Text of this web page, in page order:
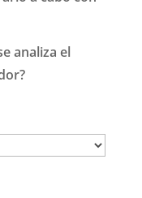
analiza el